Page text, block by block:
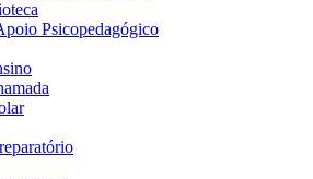
Psicopedagógico